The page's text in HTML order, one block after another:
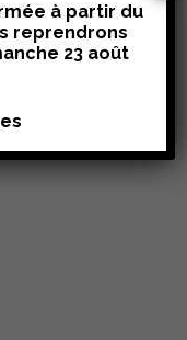
à partir du
reprendrons
23 août